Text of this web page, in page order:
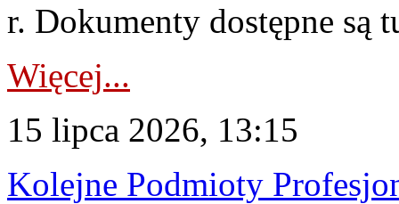
r. Dokumenty dostępne są
Więcej...
15 lipca 2026, 13:15
Kolejne Podmioty